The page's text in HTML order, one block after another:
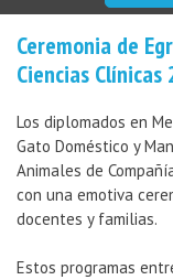
Ceremonia de
Ciencias Clínicas
Los diplomados en
Gato Doméstico y
Animales de
con una emotiva
docentes y familias.
Estos programas